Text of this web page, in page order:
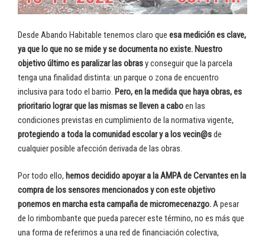
Desde Abando Habitable tenemos claro que esa medición es clave,
ya que lo que no se mide y se documenta no existe. Nuestro
objetivo último es paralizar las obrasy conseguir que la parcela
tenga una finalidad distinta: un parque o zona de encuentro
inclusiva para todo el barrio. Pero, en la medida que haya obras, es
prioritario lograr que las mismas se lleven a caboen las
condiciones previstas en cumplimiento de la normativa vigente,
protegiendo a toda la comunidad escolar y a los vecin@sde
cualquier posible afección derivada de las obras.
Por todo ello, hemos decidido apoyar a la AMPA de Cervantes en la
compra de los sensores mencionados y con este objetivo
ponemos en marcha esta campaña de micromecenazgo.A pesar
de lo rimbombante que pueda parecer este término, no es más que
una forma de referirnos a una red de financiación colectiva,